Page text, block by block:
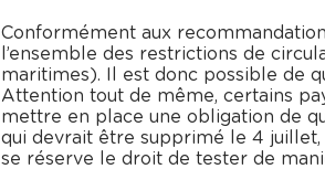
Conformément aux
l’ensemble des restrictions de
maritimes). Il est donc possible de
Attention tout de même, certains
mettre en place une obligation de
qui devrait être supprimé le 4 juillet,
se réserve le droit de tester de